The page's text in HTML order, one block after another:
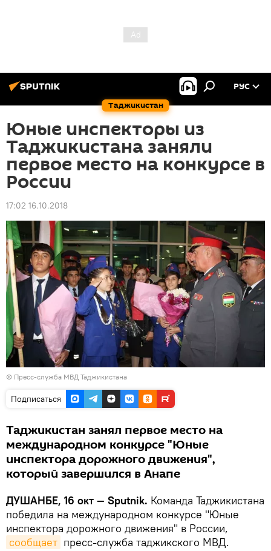
Таджикистан
РУС
Юные инспекторы из
Таджикистана заняли
первое место на конкурсе в
России
17:02 16.10.2018
© Пресс-служба МВД Таджикистана
Подписаться
Таджикистан занял первое место на
международном конкурсе "Юные
инспектора дорожного движения",
который завершился в Анапе
ДУШАНБЕ, 16 окт — Sputnik. Команда Таджикистана
победила на международном конкурсе "Юные
инспектора дорожного движения" в России,
сообщает пресс-служба таджикского МВД.